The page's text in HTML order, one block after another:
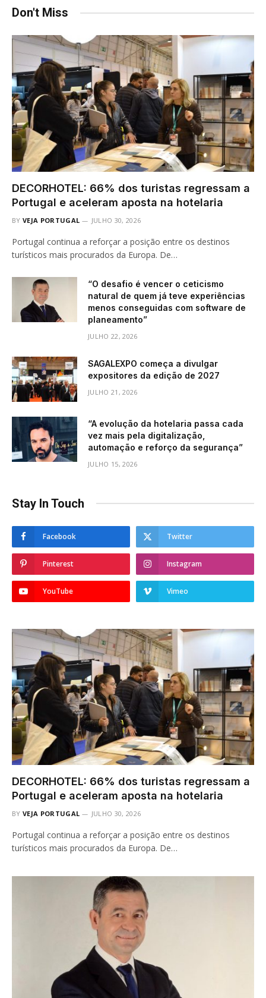
Don't Miss
DECORHOTEL: 66% dos turistas regressam a
Portugal e aceleram aposta na hotelaria
BY VEJA PORTUGAL JULHO 30, 2026
Portugal continua a reforçar a posição entre os destinos
turísticos mais procurados da Europa. De…
“O desafio é vencer o ceticismo
natural de quem já teve experiências
menos conseguidas com software de
planeamento”
JULHO 22, 2026
SAGALEXPO começa a divulgar
expositores da edição de 2027
JULHO 21, 2026
“A evolução da hotelaria passa cada
vez mais pela digitalização,
automação e reforço da segurança”
JULHO 15, 2026
Stay In Touch
Facebook Twitter
Pinterest Instagram
YouTube Vimeo
DECORHOTEL: 66% dos turistas regressam a
Portugal e aceleram aposta na hotelaria
BY VEJA PORTUGAL JULHO 30, 2026
Portugal continua a reforçar a posição entre os destinos
turísticos mais procurados da Europa. De…